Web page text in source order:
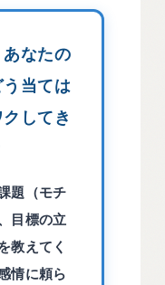
なたの
当ては
してき
題（モチ
目標の立
教えてく
情に頼ら